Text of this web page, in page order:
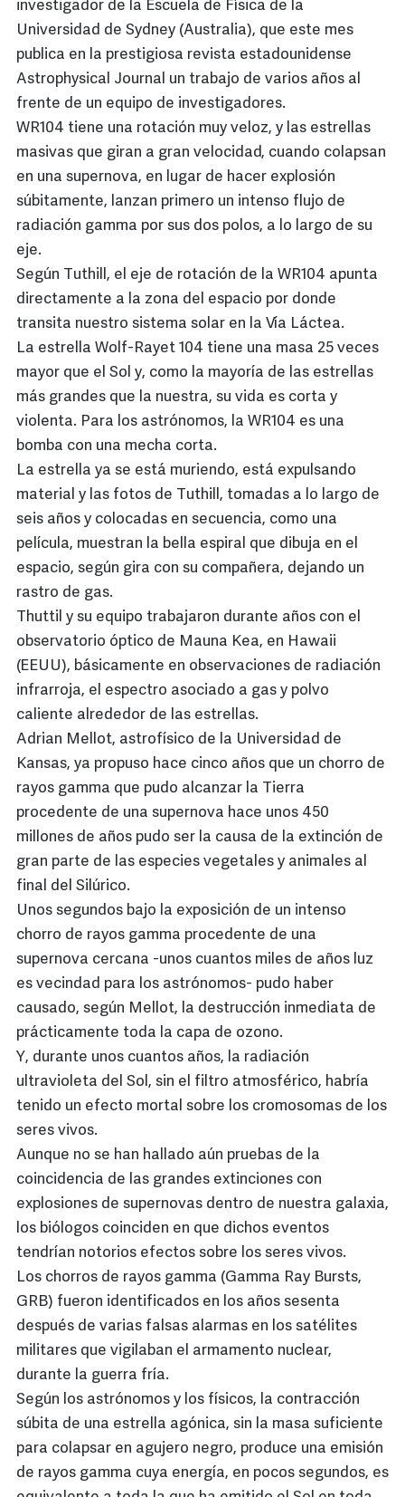
investigador de la Escuela de Física de la
Universidad de Sydney (Australia), que este mes
publica en la prestigiosa revista estadounidense
Astrophysical Journal un trabajo de varios años al
frente de un equipo de investigadores.
WR104 tiene una rotación muy veloz, y las estrellas
masivas que giran a gran velocidad, cuando colapsan
en una supernova, en lugar de hacer explosión
súbitamente, lanzan primero un intenso flujo de
radiación gamma por sus dos polos, a lo largo de su
eje.
Según Tuthill, el eje de rotación de la WR104 apunta
directamente a la zona del espacio por donde
transita nuestro sistema solar en la Vía Láctea.
La estrella Wolf-Rayet 104 tiene una masa 25 veces
mayor que el Sol y, como la mayoría de las estrellas
más grandes que la nuestra, su vida es corta y
violenta. Para los astrónomos, la WR104 es una
bomba con una mecha corta.
La estrella ya se está muriendo, está expulsando
material y las fotos de Tuthill, tomadas a lo largo de
seis años y colocadas en secuencia, como una
película, muestran la bella espiral que dibuja en el
espacio, según gira con su compañera, dejando un
rastro de gas.
Thuttil y su equipo trabajaron durante años con el
observatorio óptico de Mauna Kea, en Hawaii
(EEUU), básicamente en observaciones de radiación
infrarroja, el espectro asociado a gas y polvo
caliente alrededor de las estrellas.
Adrian Mellot, astrofísico de la Universidad de
Kansas, ya propuso hace cinco años que un chorro de
rayos gamma que pudo alcanzar la Tierra
procedente de una supernova hace unos 450
millones de años pudo ser la causa de la extinción de
gran parte de las especies vegetales y animales al
final del Silúrico.
Unos segundos bajo la exposición de un intenso
chorro de rayos gamma procedente de una
supernova cercana -unos cuantos miles de años luz
es vecindad para los astrónomos- pudo haber
causado, según Mellot, la destrucción inmediata de
prácticamente toda la capa de ozono.
Y, durante unos cuantos años, la radiación
ultravioleta del Sol, sin el filtro atmosférico, habría
tenido un efecto mortal sobre los cromosomas de los
seres vivos.
Aunque no se han hallado aún pruebas de la
coincidencia de las grandes extinciones con
explosiones de supernovas dentro de nuestra galaxia,
los biólogos coinciden en que dichos eventos
tendrían notorios efectos sobre los seres vivos.
Los chorros de rayos gamma (Gamma Ray Bursts,
GRB) fueron identificados en los años sesenta
después de varias falsas alarmas en los satélites
militares que vigilaban el armamento nuclear,
durante la guerra fría.
Según los astrónomos y los físicos, la contracción
súbita de una estrella agónica, sin la masa suficiente
para colapsar en agujero negro, produce una emisión
de rayos gamma cuya energía, en pocos segundos, es